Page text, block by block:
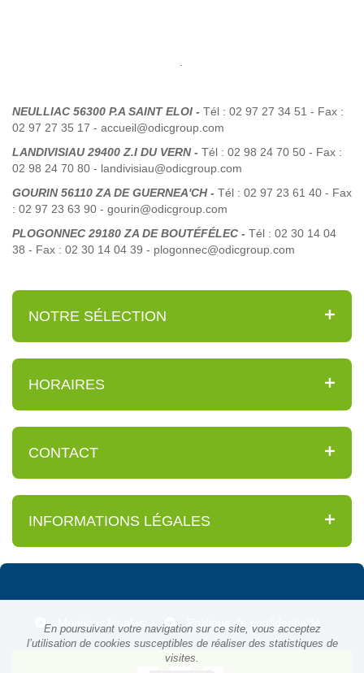
En poursuivant votre navigation sur ce site, vous acceptez
l’utilisation de cookies susceptibles de réaliser des statistiques de
visites.
NEULLIAC 56300 P.A SAINT ELOI - Tél : 02 97 27 34 51 - Fax :
02 97 27 35 17 - accueil@odicgroup.com
LANDIVISIAU 29400 Z.I DU VERN - Tél : 02 98 24 70 50 - Fax :
02 98 24 70 80 - landivisiau@odicgroup.com
GOURIN 56110 ZA DE GUERNEA'CH - Tél : 02 97 23 61 40 - Fax
: 02 97 23 63 90 - gourin@odicgroup.com
PLOGONNEC 29180 ZA DE BOUTÉFÉLEC - Tél : 02 30 14 04
38 - Fax : 02 30 14 04 39 - plogonnec@odicgroup.com
NOTRE SÉLECTION
HORAIRES
CONTACT
INFORMATIONS LÉGALES
Mentions légales Politique de confidentialité